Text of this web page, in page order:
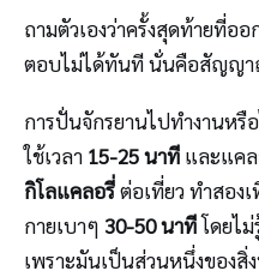
ถามตัวเองว่าครั้งสุดท้ายที่อ
ตอบไม่ได้ทันที นั่นคือสัญญ
การปั่นจักรยานไปทำงานหรื
ใช้เวลา 15-25 นาที และแค
กิโลแคลอรี่ต่อเที่ยว ทำสอง
กายเบาๆ 30-50 นาทีโดยไ
เพราะมันเป็นส่วนหนึ่งของสิ่